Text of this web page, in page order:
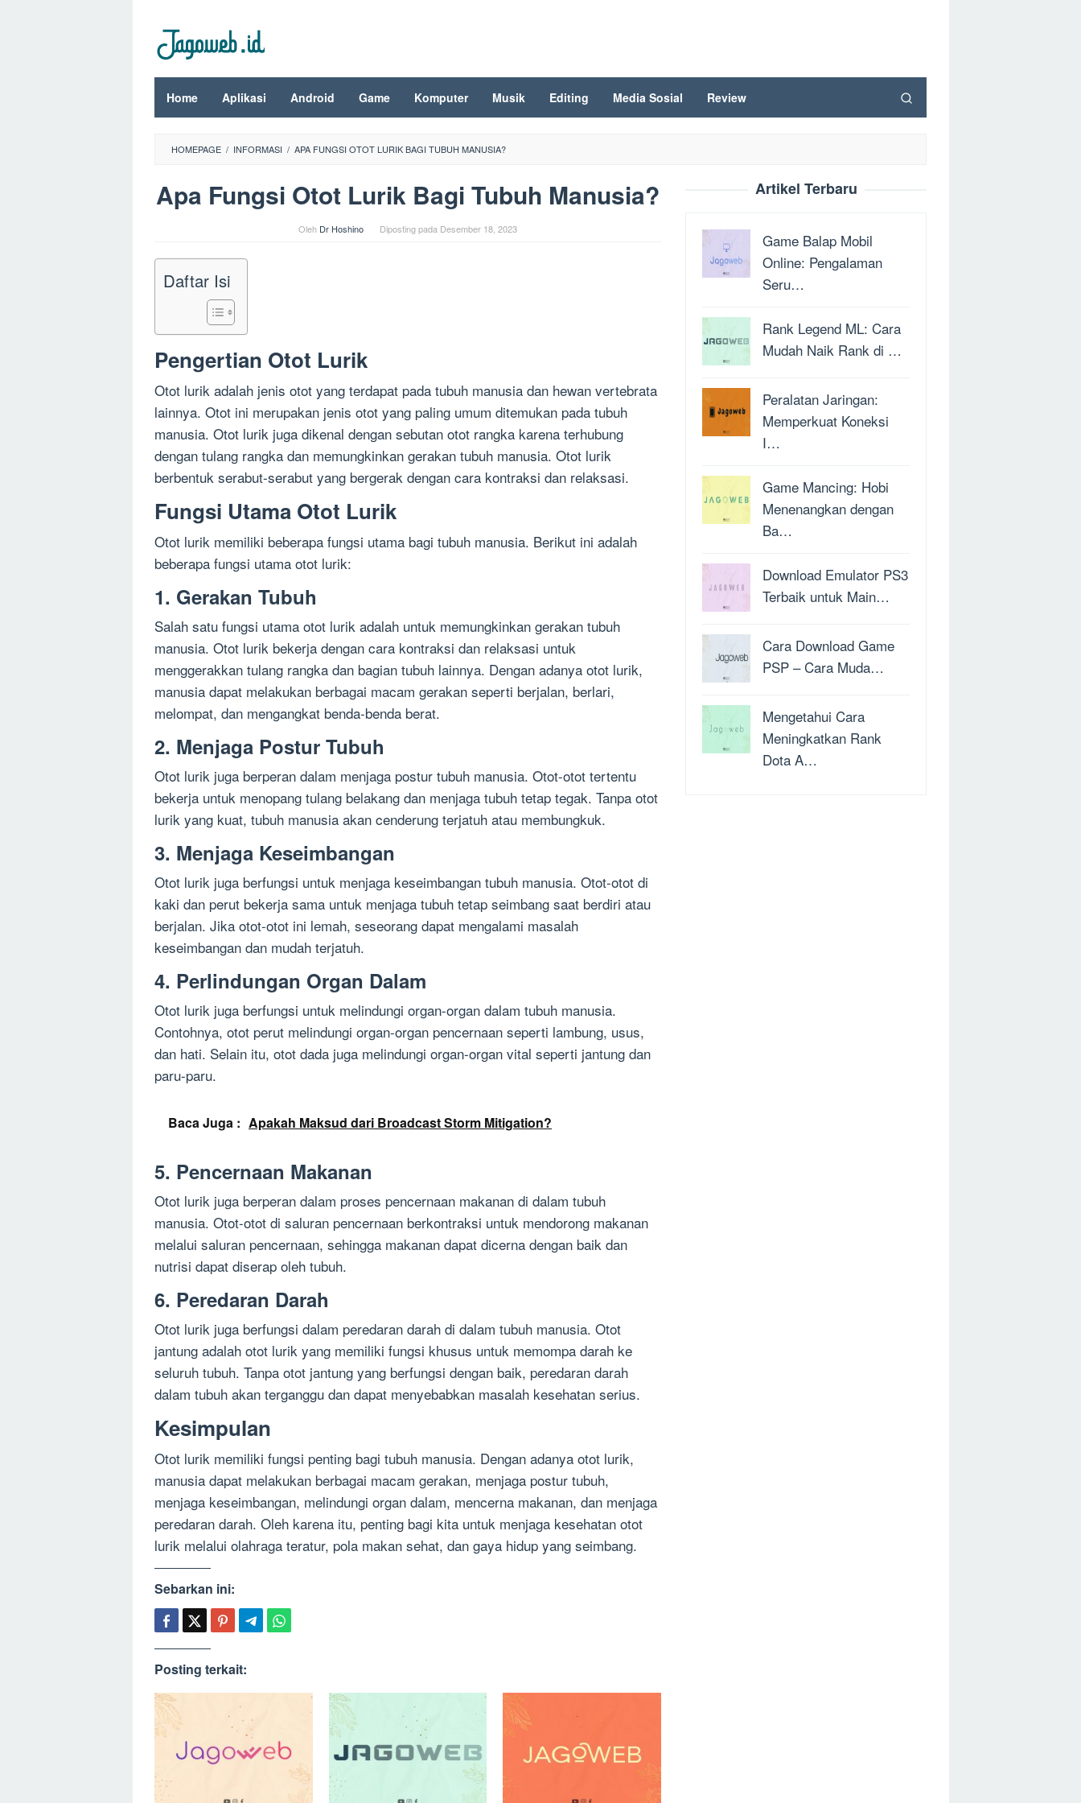
konten
Home Aplikasi Android Game Komputer Musik Editing Media Sosial Review
HOMEPAGE / INFORMASI / APA FUNGSI OTOT LURIK BAGI TUBUH MANUSIA?
Apa Fungsi Otot Lurik Bagi Tubuh Manusia?
Oleh Dr Hoshino Diposting pada Desember 18, 2023
Daftar Isi
Pengertian Otot Lurik
Otot lurik adalah jenis otot yang terdapat pada tubuh manusia dan hewan vertebrata
lainnya. Otot ini merupakan jenis otot yang paling umum ditemukan pada tubuh
manusia. Otot lurik juga dikenal dengan sebutan otot rangka karena terhubung
dengan tulang rangka dan memungkinkan gerakan tubuh manusia. Otot lurik
berbentuk serabut-serabut yang bergerak dengan cara kontraksi dan relaksasi.
Fungsi Utama Otot Lurik
Otot lurik memiliki beberapa fungsi utama bagi tubuh manusia. Berikut ini adalah
beberapa fungsi utama otot lurik:
1. Gerakan Tubuh
Salah satu fungsi utama otot lurik adalah untuk memungkinkan gerakan tubuh
manusia. Otot lurik bekerja dengan cara kontraksi dan relaksasi untuk
menggerakkan tulang rangka dan bagian tubuh lainnya. Dengan adanya otot lurik,
manusia dapat melakukan berbagai macam gerakan seperti berjalan, berlari,
melompat, dan mengangkat benda-benda berat.
2. Menjaga Postur Tubuh
Otot lurik juga berperan dalam menjaga postur tubuh manusia. Otot-otot tertentu
bekerja untuk menopang tulang belakang dan menjaga tubuh tetap tegak. Tanpa otot
lurik yang kuat, tubuh manusia akan cenderung terjatuh atau membungkuk.
3. Menjaga Keseimbangan
Otot lurik juga berfungsi untuk menjaga keseimbangan tubuh manusia. Otot-otot di
kaki dan perut bekerja sama untuk menjaga tubuh tetap seimbang saat berdiri atau
berjalan. Jika otot-otot ini lemah, seseorang dapat mengalami masalah
keseimbangan dan mudah terjatuh.
4. Perlindungan Organ Dalam
Otot lurik juga berfungsi untuk melindungi organ-organ dalam tubuh manusia.
Contohnya, otot perut melindungi organ-organ pencernaan seperti lambung, usus,
dan hati. Selain itu, otot dada juga melindungi organ-organ vital seperti jantung dan
paru-paru.
Baca Juga : Apakah Maksud dari Broadcast Storm Mitigation?
5. Pencernaan Makanan
Otot lurik juga berperan dalam proses pencernaan makanan di dalam tubuh
manusia. Otot-otot di saluran pencernaan berkontraksi untuk mendorong makanan
melalui saluran pencernaan, sehingga makanan dapat dicerna dengan baik dan
nutrisi dapat diserap oleh tubuh.
6. Peredaran Darah
Otot lurik juga berfungsi dalam peredaran darah di dalam tubuh manusia. Otot
jantung adalah otot lurik yang memiliki fungsi khusus untuk memompa darah ke
seluruh tubuh. Tanpa otot jantung yang berfungsi dengan baik, peredaran darah
dalam tubuh akan terganggu dan dapat menyebabkan masalah kesehatan serius.
Kesimpulan
Otot lurik memiliki fungsi penting bagi tubuh manusia. Dengan adanya otot lurik,
manusia dapat melakukan berbagai macam gerakan, menjaga postur tubuh,
menjaga keseimbangan, melindungi organ dalam, mencerna makanan, dan menjaga
peredaran darah. Oleh karena itu, penting bagi kita untuk menjaga kesehatan otot
lurik melalui olahraga teratur, pola makan sehat, dan gaya hidup yang seimbang.
Sebarkan ini:
Posting terkait:
Artikel Terbaru
Game Balap Mobil
Online: Pengalaman
Seru…
Rank Legend ML: Cara
Mudah Naik Rank di …
Peralatan Jaringan:
Memperkuat Koneksi
I…
Game Mancing: Hobi
Menenangkan dengan
Ba…
Download Emulator PS3
Terbaik untuk Main…
Cara Download Game
PSP – Cara Muda…
Mengetahui Cara
Meningkatkan Rank
Dota A…